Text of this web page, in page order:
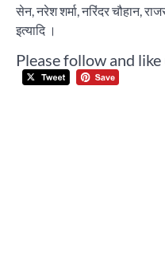
सेन, नरेश शर्मा, नरिंदर चौहान,
इत्यादि ।
Please follow and like
Post